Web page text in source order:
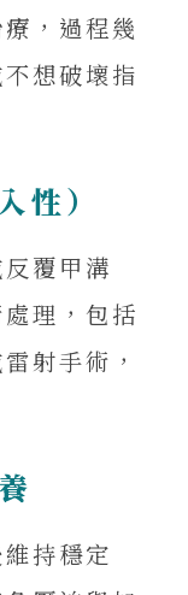
，過程幾
想破壞指
性）
覆甲溝
理，包括
射手術，
持穩定